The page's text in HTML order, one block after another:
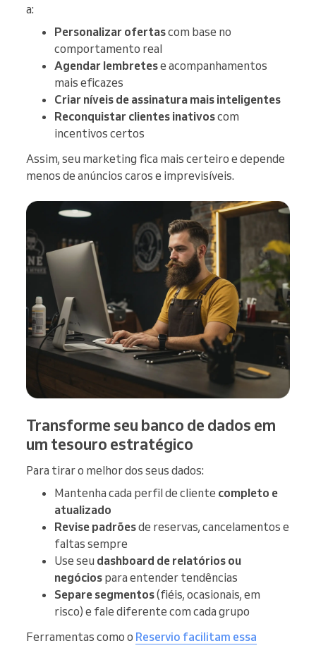
a:
Personalizar ofertascom base no
comportamento real
Agendar lembretese acompanhamentos
mais eficazes
Criar níveis de assinatura mais inteligentes
Reconquistar clientes inativoscom
incentivos certos
Assim, seu marketing fica mais certeiro e depende
menos de anúncios caros e imprevisíveis.
Transforme seu banco de dados em
um tesouro estratégico
Para tirar o melhor dos seus dados:
Mantenha cada perfil de cliente completo e
atualizado
Revise padrõesde reservas, cancelamentos e
faltas sempre
Use seu dashboard de relatórios ou
negócios para entender tendências
Separe segmentos(fiéis, ocasionais, em
risco) e fale diferente com cada grupo
Ferramentas como o Reservio facilitam essa